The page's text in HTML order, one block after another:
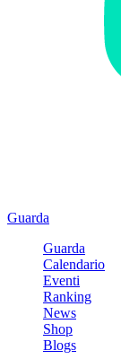
Guarda
Guarda
Calendario
Eventi
Ranking
News
Shop
Blogs